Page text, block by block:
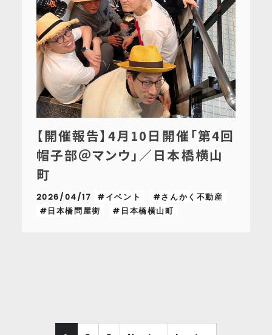
【開催報告】4月10日開催「第4回
帽子部＠マンウ」／日本橋横山
町
2026/04/17 #イベント
#さんかく不動産
#日本橋問屋街
#日本橋横山町